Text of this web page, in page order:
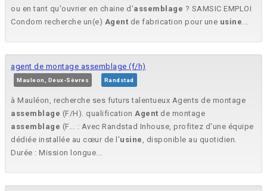
ou en tant qu'ouvrier en chaine d'assemblage ? SAMSIC EMPLOI
Condom recherche un(e) Agent de fabrication pour une usine...
agent de montage assemblage (f/h)
Mauleon, Deux-Sèvres Randstad
à Mauléon, recherche ses futurs talentueux Agents de montage
assemblage (F/H). qualification Agent de montage
assemblage (F... : Avec Randstad Inhouse, profitez d'une équipe
dédiée installée au cœur de l'usine, disponible au quotidien.
Durée : Mission longue...